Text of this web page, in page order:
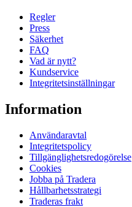
Regler
Press
Säkerhet
FAQ
Vad är nytt?
Kundservice
Integritetsinställningar
Information
Användaravtal
Integritetspolicy
Tillgänglighetsredogörelse
Cookies
Jobba på Tradera
Hållbarhetsstrategi
Traderas frakt